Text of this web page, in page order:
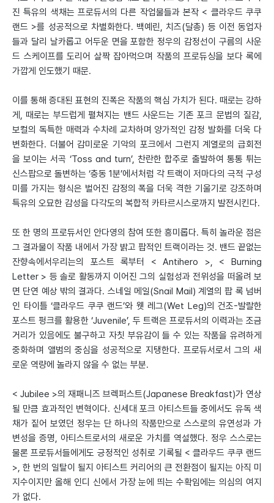
진 특유의 색채는 프로듀서의 다른 작업물들과 본작 < 클라우드 쿠쿠
랜드 >를 성공적으로 차별화한다. 백예린, 치즈(달총) 등 이전 동업자
들과 달리 날카롭고 어두운 면을 포함한 정우의 감정선이 구름의 사운
드 스케이프를 도리어 살짝 잡아먹으며 작품의 프로듀싱을 보다 록에
가깝게 인도했기 때문.
이를 통해 증대된 표현의 진폭은 작품의 핵심 가치가 된다. 때로는 강하
게, 때로는 부드럽게 펼쳐지는 밴드 사운드는 기존 포크 문법의 질감,
보컬의 독특한 매력과 수차례 교차하며 양가적인 감정 발화를 더욱 다
변화한다. 더불어 감미로운 기악의 포크에서 그런지 계열로의 급회전
을 보이는 서곡 ‘Toss and turn’, 찬란한 합주로 출발하여 통통 튀는
신스팝으로 돌변하는 ‘충동 1분’에서처럼 각 트랙이 저마다의 극적 구성
미를 가지는 형식은 벌어진 감정의 폭을 더욱 격한 기울기로 강조하며
특유의 오묘한 감성을 다각도의 복합적 카타르시스로까지 발전시킨다.
또 한 명의 프로듀서인 안다영의 참여 또한 흥미롭다. 특히 놀라운 점은
그 결과물이 작품 내에서 가장 밝고 팝적인 트랙이라는 것. 밴드 끝없는
잔향속에서우리는의 포스트 록부터 < Antihero >, < Burning
Letter > 등 솔로 활동까지 이어진 그의 실험성과 전위성을 떠올려 보
면 단연 예상 밖의 결과다. 스네일 메일(Snail Mail) 계열의 팝 록 넘버
인 타이틀 ‘클라우드 쿠쿠 랜드’와 웻 레그(Wet Leg)의 건조-발랄한
포스트 펑크를 활용한 ‘Juvenile’, 두 트랙은 프로듀서의 이력과는 조금
거리가 있음에도 불구하고 자칫 부유감이 들 수 있는 작품을 유려하게
중화하며 앨범의 중심을 성공적으로 지탱한다. 프로듀서로서 그의 새
로운 역량에 놀라지 않을 수 없는 부분.
< Jubilee >의 재패니즈 브렉퍼스트(Japanese Breakfast)가 연상
될 만큼 효과적인 변혁이다. 신세대 포크 아티스트들 중에서도 유독 색
채가 짙어 보였던 정우는 단 하나의 작품만으로 스스로의 유연성과 가
변성을 증명, 아티스트로서의 새로운 가치를 역설했다. 정우 스스로는
물론 프로듀서들에게도 긍정적인 성취로 기록될 < 클라우드 쿠쿠 랜드
>, 한 번의 일탈이 될지 아티스트 커리어의 큰 전환점이 될지는 아직 미
지수이지만 올해 인디 신에서 가장 눈에 띄는 수확임에는 의심의 여지
가 없다.